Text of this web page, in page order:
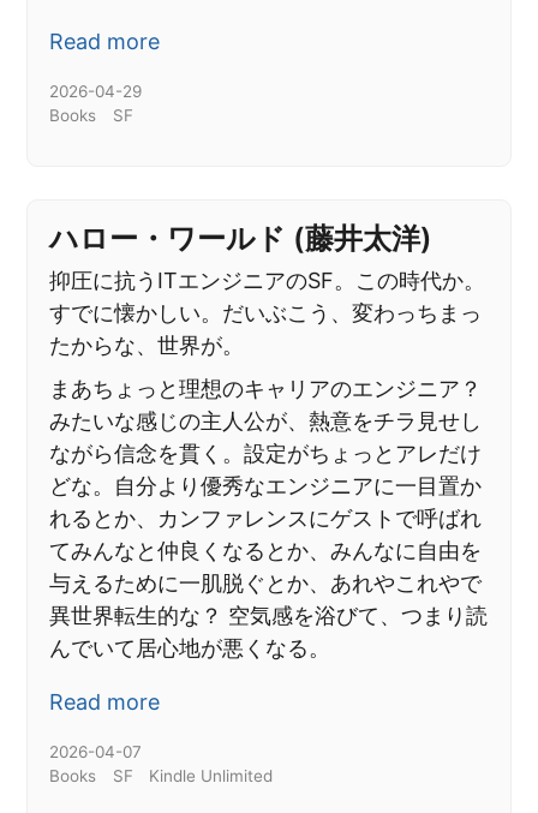
Read more
2026-04-29
Books
SF
ハロー・ワールド (藤井太洋)
抑圧に抗うITエンジニアのSF。この時代か。
すでに懐かしい。だいぶこう、変わっちまっ
たからな、世界が。
まあちょっと理想のキャリアのエンジニア？
みたいな感じの主人公が、熱意をチラ見せし
ながら信念を貫く。設定がちょっとアレだけ
どな。自分より優秀なエンジニアに一目置か
れるとか、カンファレンスにゲストで呼ばれ
てみんなと仲良くなるとか、みんなに自由を
与えるために一肌脱ぐとか、あれやこれやで
異世界転生的な？ 空気感を浴びて、つまり読
んでいて居心地が悪くなる。
Read more
2026-04-07
Books
SF Kindle Unlimited